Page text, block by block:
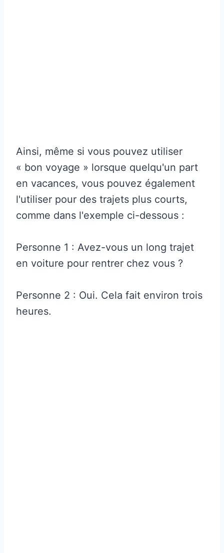
Ainsi, même si vous pouvez utiliser
« bon voyage » lorsque quelqu'un part
en vacances, vous pouvez également
l'utiliser pour des trajets plus courts,
comme dans l'exemple ci-dessous :
Personne 1 : Avez-vous un long trajet
en voiture pour rentrer chez vous ?
Personne 2 : Oui. Cela fait environ trois
heures.